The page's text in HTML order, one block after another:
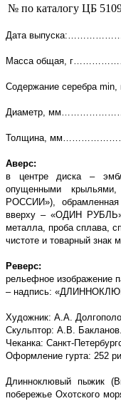
№ по каталогу ЦБ
Дата
Масса общая,
Содержание серебра min,
Диаметр,
Толщина,
Аверс:
в центре диска –
опущенными
РОССИИ»),
вверху – «ОДИН
металла, проба сплава,
чистоте и товарный знак
Реверс:
рельефное изображение
– надпись:
Художник: А.А.
Скульптор: А.В. Бакланов.
Чеканка: Санкт-
Оформление гурта: 252
Длинноклювый пыжик
побережье Охотского